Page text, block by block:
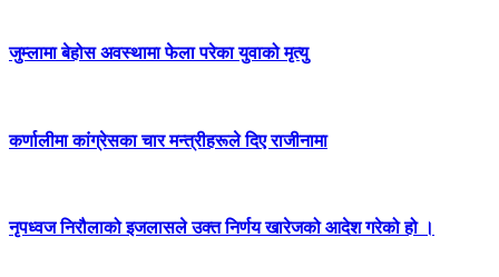
जुम्लामा बेहोस अवस्थामा फेला परेका युवाको मृत्यु
कर्णालीमा कांग्रेसका चार मन्त्रीहरूले दिए राजीनामा
नृपध्वज निरौलाको इजलासले उक्त निर्णय खारेजको आदेश गरेको हो ।